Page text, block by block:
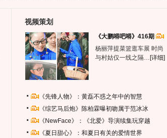
视频策划
《大鹏嘚吧嘚》416期
杨丽萍提菜篮逛车展 时尚
与村姑仅一线之隔… [详细]
《先锋人物》：黄磊不惑之年中的智慧
《综艺马后炮》陈柏霖曝初吻属于范冰冰
《NewFace》：《北爱》导演续集玩穿越
《夏日甜心》：和夏日有关的爱情世界